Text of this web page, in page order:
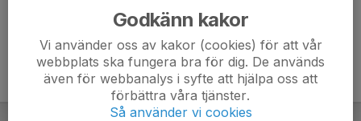
Godkänn kakor
Vi använder oss av kakor (cookies) för att vår
webbplats ska fungera bra för dig. De används
även för webbanalys i syfte att hjälpa oss att
förbättra våra tjänster.
Så använder vi cookies